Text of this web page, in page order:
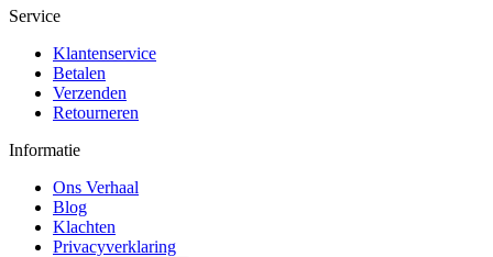
Service
Klantenservice
Betalen
Verzenden
Retourneren
Informatie
Ons Verhaal
Blog
Klachten
Privacyverklaring